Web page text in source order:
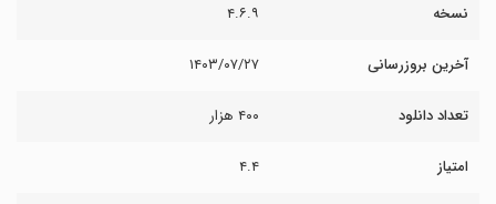
نسخه ۴.۶.۹
آخرین بروزرسانی ۱۴۰۳/۰۷/۲۷
تعداد دانلود ۴۰۰ هزار
امتیاز ۴.۴